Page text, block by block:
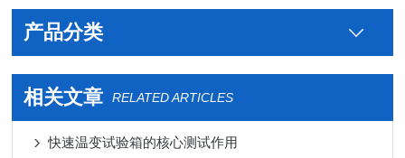
产品分类
相关文章 RELATED ARTICLES
快速温变试验箱的核心测试作用